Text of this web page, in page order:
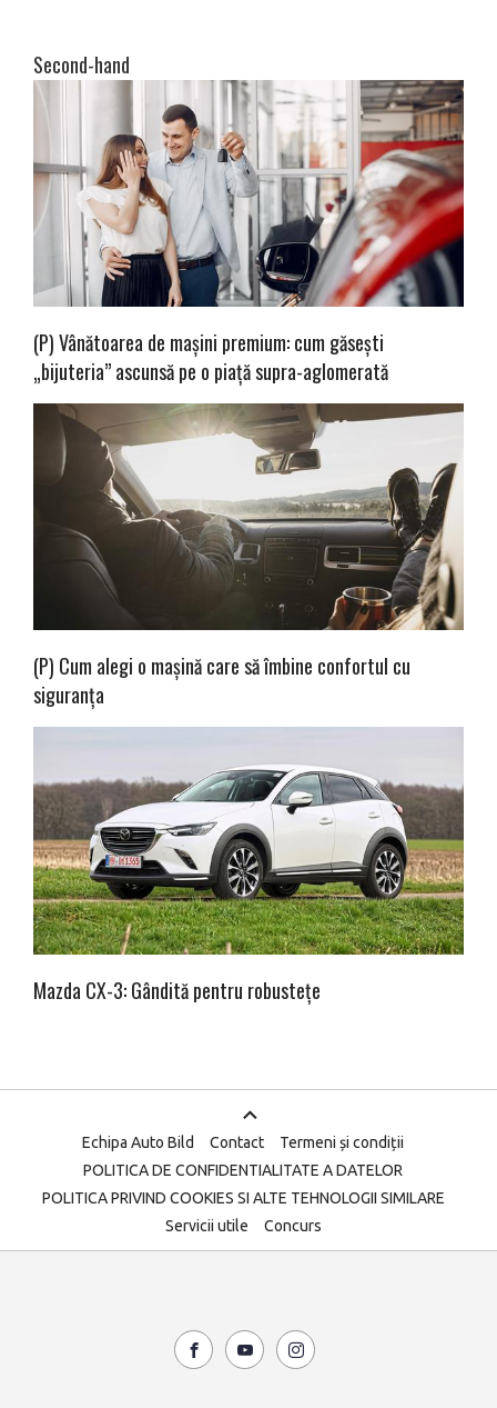
Second-hand
(P) Vânătoarea de mașini premium: cum găsești
„bijuteria” ascunsă pe o piață supra-aglomerată
(P) Cum alegi o mașină care să îmbine confortul cu
siguranța
Mazda CX-3: Gândită pentru robustețe
Echipa Auto Bild Contact
Termeni și condiții
POLITICA DE CONFIDENTIALITATE A DATELOR
POLITICA PRIVIND COOKIES SI ALTE TEHNOLOGII SIMILARE
Servicii utile
Concurs